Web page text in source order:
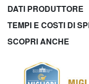
DATI PRODUTTORE
TEMPI E COSTI DI
SCOPRI ANCHE